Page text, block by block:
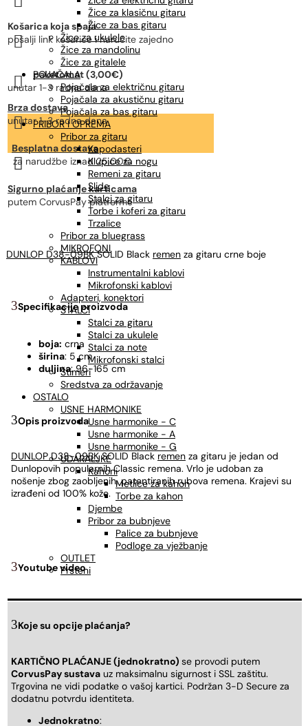
Žice za klasičnu gitaru
Žice za bas gitaru
Žice za ukulele
Žice za mandolinu
Žice za gitalele
POJAČALA
Pojačala za električnu gitaru
Pojačala za akustičnu gitaru
Pojačala za bas gitaru
PRIBOR I OPREMA
Pribor za gitaru
Kapodasteri
Klupice za nogu
Remeni za gitaru
Slide
Stalci za gitaru
Torbe i koferi za gitaru
Trzalice
Pribor za bluegrass
MIKROFONI
KABLOVI
Instrumentalni kablovi
Mikrofonski kablovi
Adapteri, konektori
STALCI
Stalci za gitaru
Stalci za ukulele
Stalci za note
Mikrofonski stalci
Štimeri
Sredstva za održavanje
OSTALO
USNE HARMONIKE
Usne harmonike - C
Usne harmonike - A
Usne harmonike - G
UDARALJKE
Kahoni
Metlice za kahon
Torbe za kahon
Djembe
Pribor za bubnjeve
Palice za bubnjeve
Podloge za vježbanje
OUTLET
Prsteni
Košarica koja spaja
pošalji link košarice i naručite zajedno

paketomat (3,00€)
unutar 1-3 radna dana

Brza dostava
unutar 1-3 radna dana

Besplatna dostava
za narudžbe iznad 25,00€

Sigurno plaćanje karticama
putem CorvusPay platforme
DUNLOP D38-09BKSOLID Black remen za gitaru crne boje
Specifikacije proizvoda
boja: crna
širina: 5 cm
duljina: 96-165 cm
Opis proizvoda
DUNLOP D38-09BKSOLID Black remen za gitaru je jedan od
Dunlopovih popularnih Classic remena. Vrlo je udoban za
nošenje zbog zaobljenih, patentiranih rubova remena. Krajevi su
izrađeni od 100% kože.
Youtube video
Koje su opcije plaćanja?
KARTIČNO PLAĆANJE (jednokratno) se provodi putem
CorvusPay sustava uz maksimalnu sigurnost i SSL zaštitu.
Trgovina ne vidi podatke o vašoj kartici. Podržan 3-D Secure za
dodatnu potvrdu identiteta.
Jednokratno: